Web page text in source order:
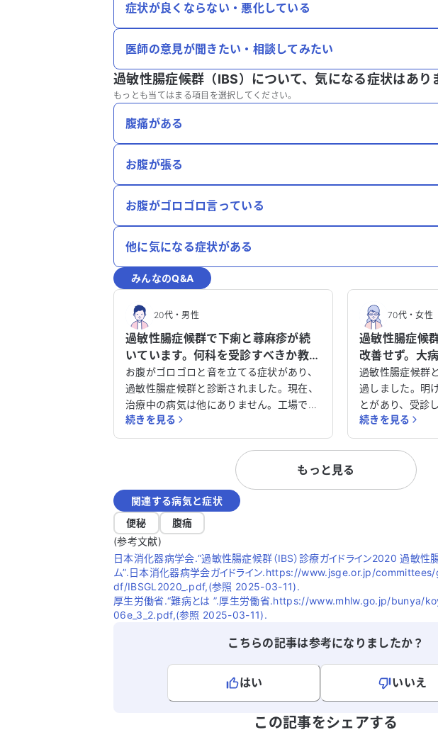
症状が良くならない・悪化している
医師の意見が聞きたい・相談してみたい
過敏性腸症候群（IBS）について、気になる症状はあり
もっとも当てはまる項目を選択してください。
腹痛がある
お腹が張る
お腹がゴロゴロ言っている
他に気になる症状がある
みんなのQ&A
20代・男性
過敏性腸症候群で下痢と蕁麻疹が続
いています。何科を受診すべきか教え
てください。
お腹がゴロゴロと音を立てる症状があり、
過敏性腸症候群と診断されました。現在、
治療中の病気は他にありません。工場で働
いており、今年の初夏から下痢が続いてい
ます。近所の内科で検便を行った結果、大
きな病気は見つからず、過敏性腸症候群の
治療薬を朝に2錠服用しています。 処方さ
れた薬を飲み始めて2週間ほど経ちました
が、不調な日は1日に10回以上下痢をし、
お腹がぐるぐると音を立てると夜中に目が
覚めることもあります。酷い時は腹痛が辛
く、1時間に二度三度トイレに行くことも
ありますが、薬が効いて調子が良い日もあ
ります。仕事中に不調になることが多く、
非常に困っています。 なお、子どもが生ま
れてから睡眠が十分に取れず、仕事のスト
に、蕁麻疹が出て体が痒くなり、日に日に
全身に広がってきています。最初は乾燥が
原因かと思いましたが、症状が悪化してい
ます。仕事に支障が出ないよう、ひとまず
処方された28日分を飲みきる予定です。ど
のように対処すれば良いか、アドバイスを
続きを見る
70代・女性
過敏性腸症候
改善せず。大
バイスくださ
過敏性腸症候群
過しました。明
とがあり、受診
ラでは異常はな
は表層性胃炎と診
腸症候群の治療
用しましたが、
服用していません。 症状が改善し
け方に目が覚め
ため、食欲が低
ーキングを続け
ギー検査や腸内
た。FODMAP
は感じられませんでした
経系の改善を目
し軽減を感じま
れています。大
べきか迷ってい
けると助かります
続きを見る
もっと見る
関連する病気と症状
便秘
腹痛
(参考文献)
日本消化器病学会.“過敏性腸症候群（IBS）診療ガイドライン2020 過敏性
ム”.日本消化器病学会ガイドライン.https://www.jsge.or.jp/
df/IBSGL2020_.pdf,(参照 2025-03-11).
厚生労働省.“難病とは ”.厚生労働省.https://www.mhlw.go.jp/bunya/
06e_3_2.pdf,(参照 2025-03-11).
こちらの記事は参考になりましたか？
はい
いいえ
この記事をシェアする